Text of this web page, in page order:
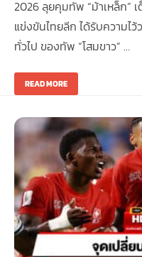
2026 ลุยคุมทัพ “ม้าเหล็ก”
แข่งขันไทยลีก ได้รับความไ
ทั่วไป ของทัพ “โสมขาว” …
READ MORE